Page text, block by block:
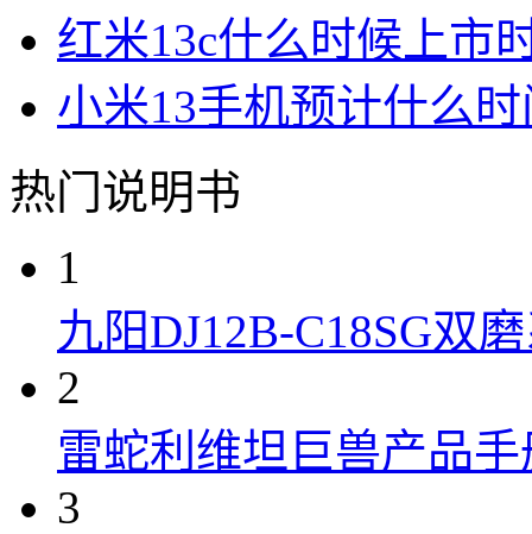
红米13c什么时候上市
小米13手机预计什么
热门说明书
1
九阳DJ12B-C18SG双
2
雷蛇利维坦巨兽产品手
3